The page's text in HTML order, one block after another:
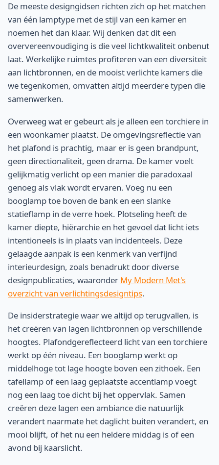
De meeste designgidsen richten zich op het matchen
van één lamptype met de stijl van een kamer en
noemen het dan klaar. Wij denken dat dit een
oververeenvoudiging is die veel lichtkwaliteit onbenut
laat. Werkelijke ruimtes profiteren van een diversiteit
aan lichtbronnen, en de mooist verlichte kamers die
we tegenkomen, omvatten altijd meerdere typen die
samenwerken.
Overweeg wat er gebeurt als je alleen een torchiere in
een woonkamer plaatst. De omgevingsreflectie van
het plafond is prachtig, maar er is geen brandpunt,
geen directionaliteit, geen drama. De kamer voelt
gelijkmatig verlicht op een manier die paradoxaal
genoeg als vlak wordt ervaren. Voeg nu een
booglamp toe boven de bank en een slanke
statieflamp in de verre hoek. Plotseling heeft de
kamer diepte, hiërarchie en het gevoel dat licht iets
intentioneels is in plaats van incidenteels. Deze
gelaagde aanpak is een kenmerk van verfijnd
interieurdesign, zoals benadrukt door diverse
designpublicaties, waaronder My Modern Met's
overzicht van verlichtingsdesigntips.
De insiderstrategie waar we altijd op terugvallen, is
het creëren van lagen lichtbronnen op verschillende
hoogtes. Plafondgereflecteerd licht van een torchiere
werkt op één niveau. Een booglamp werkt op
middelhoge tot lage hoogte boven een zithoek. Een
tafellamp of een laag geplaatste accentlamp voegt
nog een laag toe dicht bij het oppervlak. Samen
creëren deze lagen een ambiance die natuurlijk
verandert naarmate het daglicht buiten verandert, en
mooi blijft, of het nu een heldere middag is of een
avond bij kaarslicht.